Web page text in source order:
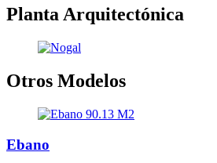
Planta Arquitectónica
Otros Modelos
90.13 M2
Ebano